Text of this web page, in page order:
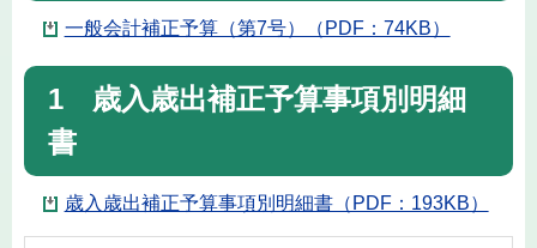
一般会計補正予算（第7号）（PDF：74KB）
1 歳入歳出補正予算事項別明細
書
歳入歳出補正予算事項別明細書（PDF：193KB）